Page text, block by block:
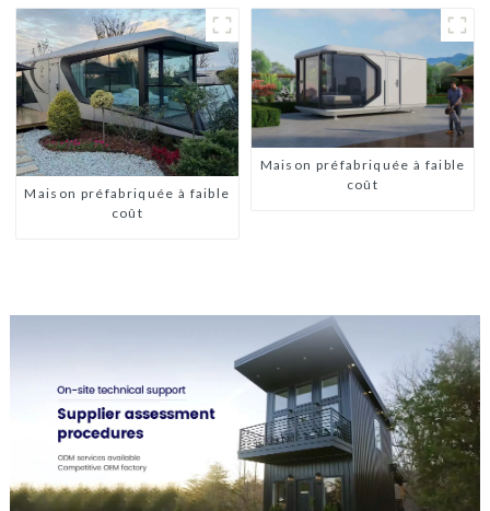
chambres en Australie,
maisons en kit
préfabriquées
Maison préfabriquée à faible
coût
Maison préfabriquée à faible
coût